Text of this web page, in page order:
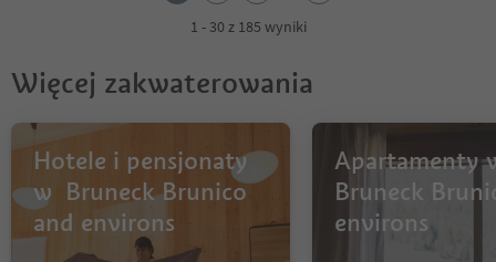
6
7
1 - 30 z 185 wyniki
Więcej zakwaterowania
Hotele i pensjonaty
w Bruneck Brunico
and environs
Apartamenty
Bruneck
environs